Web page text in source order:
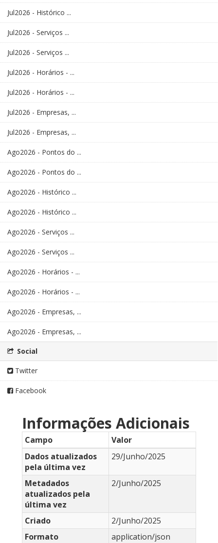
Jul2026 - Histórico ...
Jul2026 - Serviços ...
Jul2026 - Serviços ...
Jul2026 - Horários - ...
Jul2026 - Horários - ...
Jul2026 - Empresas, ...
Jul2026 - Empresas, ...
Ago2026 - Pontos do ...
Ago2026 - Pontos do ...
Ago2026 - Histórico ...
Ago2026 - Histórico ...
Ago2026 - Serviços ...
Ago2026 - Serviços ...
Ago2026 - Horários - ...
Ago2026 - Horários - ...
Ago2026 - Empresas, ...
Ago2026 - Empresas, ...
Social
Twitter
Facebook
Informações Adicionais
Campo
Valor
Dados atualizados
pela última vez
29/Junho/2025
Metadados
atualizados pela
última vez
2/Junho/2025
Criado
2/Junho/2025
Formato
application/json